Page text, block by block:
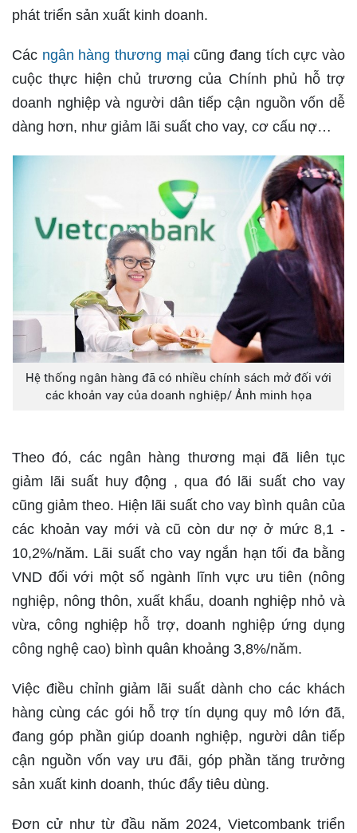
phát triển sản xuất kinh doanh.
Các ngân hàng thương mạicũng đang tích cực vào
cuộc thực hiện chủ trương của Chính phủ hỗ trợ
doanh nghiệp và người dân tiếp cận nguồn vốn dễ
dàng hơn, như giảm lãi suất cho vay, cơ cấu nợ…
Hệ thống ngân hàng đã có nhiều chính sách mở đối với
các khoản vay của doanh nghiệp/ Ảnh minh họa
Theo đó, các ngân hàng thương mại đã liên tục
giảm lãi suất huy động , qua đó lãi suất cho vay
cũng giảm theo. Hiện lãi suất cho vay bình quân của
các khoản vay mới và cũ còn dư nợ ở mức 8,1 -
10,2%/năm. Lãi suất cho vay ngắn hạn tối đa bằng
VND đối với một số ngành lĩnh vực ưu tiên (nông
nghiệp, nông thôn, xuất khẩu, doanh nghiệp nhỏ và
vừa, công nghiệp hỗ trợ, doanh nghiệp ứng dụng
công nghệ cao) bình quân khoảng 3,8%/năm.
Việc điều chỉnh giảm lãi suất dành cho các khách
hàng cùng các gói hỗ trợ tín dụng quy mô lớn đã,
đang góp phần giúp doanh nghiệp, người dân tiếp
cận nguồn vốn vay ưu đãi, góp phần tăng trưởng
sản xuất kinh doanh, thúc đẩy tiêu dùng.
Đơn cử như từ đầu năm 2024, Vietcombank triển